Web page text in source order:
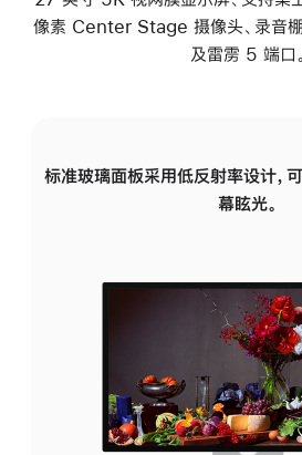
像素 Center Stage 摄像头、录音棚
及雷雳 5 端口。
标准玻璃面板采用低反射率设计，
幕眩光。